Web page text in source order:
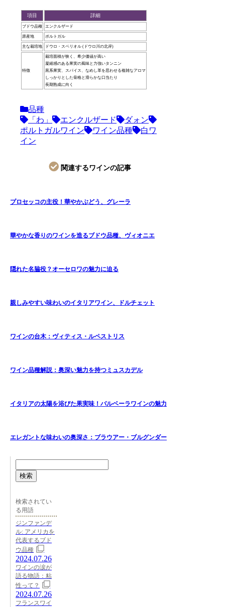
項目 詳細
ブドウ品種 エンクルザード
原産地 ポルトガル
主な栽培地 ドウロ・スペリオル (ドウロ川の北岸)
特徴
栽培面積が狭く、希少価値が高い
凝縮感のある果実の風味と力強いタンニン
黒系果実、スパイス、なめし革を思わせる複雑なアロマ
しっかりとした骨格と滑らかな口当たり
長期熟成に向く
品種
「わ」
エンクルザード
ダォン
ポルトガルワイン
ワイン品種
白ワ
イン
関連するワインの記事
プロセッコの主役！華やかぶどう、グレーラ
華やかな香りのワインを造るブドウ品種、ヴィオニエ
隠れた名脇役？オーセロワの魅力に迫る
親しみやすい味わいのイタリアワイン、ドルチェット
ワインの台木：ヴィティス・ルペストリス
ワイン品種解説：奥深い魅力を持つミュスカデル
イタリアの太陽を浴びた果実味！バルベーラワインの魅力
エレガントな味わいの奥深さ：ブラウアー・ブルグンダー
検索
検索されてい
る用語
ジンファンデ
ル: アメリカを
代表するブド
ウ品種
2024.07.26
ワインの涙が
語る物語：粘
性って？
2024.07.26
フランスワイ